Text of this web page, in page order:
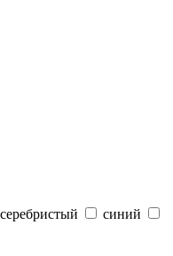
серебристый
синий